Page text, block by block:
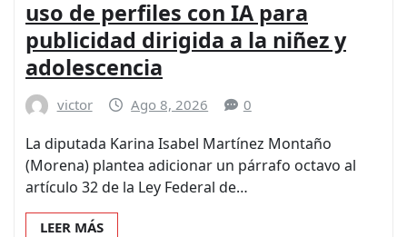
uso de perfiles con IA para
publicidad dirigida a la niñez y
adolescencia
victor Ago 8, 2026 0
La diputada Karina Isabel Martínez Montaño
(Morena) plantea adicionar un párrafo octavo al
artículo 32 de la Ley Federal de…
LEER MÁS